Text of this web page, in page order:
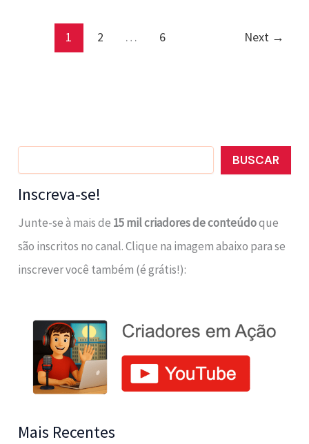
1 2 … 6 Next →
Pesquisar BUSCAR
Inscreva-se!
Junte-se à mais de 15 mil criadores de conteúdoque
são inscritos no canal. Clique na imagem abaixo para se
inscrever você também (é grátis!):
Mais Recentes